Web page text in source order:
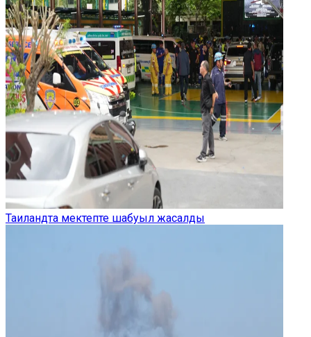
Таиландта мектепте шабуыл жасалды